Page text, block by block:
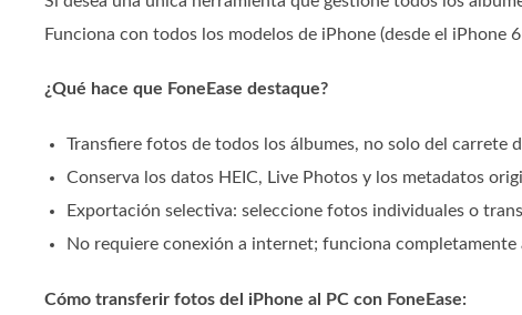
Funciona con todos los modelos de iPhone (desde el
¿Qué hace que FoneEase destaque?
Transfiere fotos de todos los álbumes, no solo del carrete
Conserva los datos HEIC, Live Photos y los metadatos
Exportación selectiva: seleccione fotos individuales o
No requiere conexión a internet; funciona completamente
Cómo transferir fotos del iPhone al PC con FoneEase: